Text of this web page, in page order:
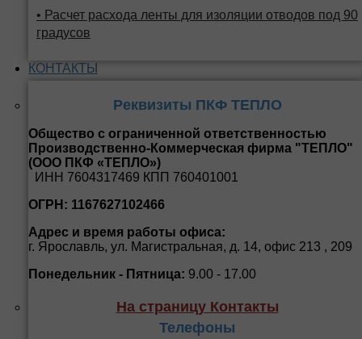
• Расчет расхода ленты для изоляции отводов под 90
градусов
КОНТАКТЫ
Реквизиты ПКФ ТЕПЛО
Общество с ограниченной ответственностью
Производственно-Коммерческая фирма "ТЕПЛО"
(ООО ПКФ «ТЕПЛО»)
ИНН 7604317469 КПП 760401001
ОГРН: 1167627102466
Адрес и время работы офиса:
г. Ярославль, ул. Магистральная, д. 14, офис 213 , 209
Понедельник - Пятница: 9.00 - 17.00
На страницу Контакты
Телефоны